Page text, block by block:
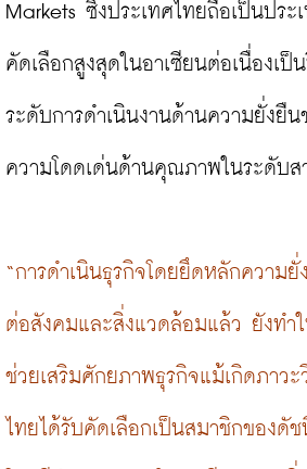
Markets ซึ่งประเทศไทยถือเป็นปร
คัดเลือกสูงสุดในอาเซียนต่อเนื่องเ
ระดับการดำเนินงานด้านความยั่งยื
ความโดดเด่นด้านคุณภาพในระดับส
“การดำเนินธุรกิจโดยยึดหลักความ
ต่อสังคมและสิ่งแวดล้อมแล้ว ยังทำ
ช่วยเสริมศักยภาพธุรกิจแม้เกิดภาว
ไทยได้รับคัดเลือกเป็นสมาชิกของดัช